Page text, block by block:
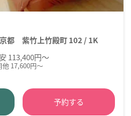
都 紫竹上竹殿町 102 / 1K
113,400円～
他 17,600円～
予約する